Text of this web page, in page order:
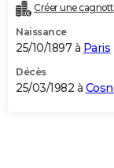
Créer une
Naissance
25/10/1897 à Paris
Décès
25/03/1982 à